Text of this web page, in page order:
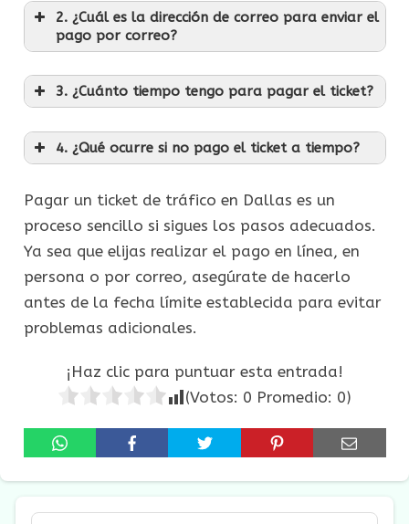
2. ¿Cuál es la dirección de correo para enviar el
pago por correo?
3. ¿Cuánto tiempo tengo para pagar el ticket?
4. ¿Qué ocurre si no pago el ticket a tiempo?
Pagar un ticket de tráfico en Dallas es un
proceso sencillo si sigues los pasos adecuados.
Ya sea que elijas realizar el pago en línea, en
persona o por correo, asegúrate de hacerlo
antes de la fecha límite establecida para evitar
problemas adicionales.
¡Haz clic para puntuar esta entrada!
(Votos: 0 Promedio: 0)